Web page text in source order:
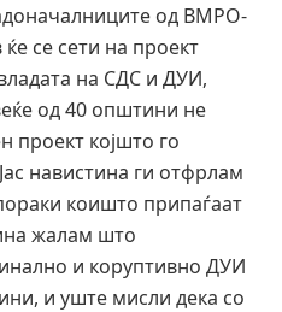
од ВМРО-
се сети на проект
на СДС и ДУИ,
од 40 општини не
проект којшто го
навистина ги отфрлам
коишто припаѓаат
жалам што
и коруптивно ДУИ
и уште мисли дека со